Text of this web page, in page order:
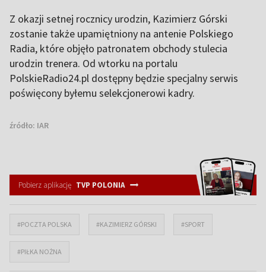
Z okazji setnej rocznicy urodzin, Kazimierz Górski
zostanie także upamiętniony na antenie Polskiego
Radia, które objęło patronatem obchody stulecia
urodzin trenera. Od wtorku na portalu
PolskieRadio24.pl dostępny będzie specjalny serwis
poświęcony byłemu selekcjonerowi kadry.
źródło: IAR
Pobierz aplikację TVP POLONIA
#POCZTA POLSKA #KAZIMIERZ GÓRSKI #SPORT
#PIŁKA NOŻNA